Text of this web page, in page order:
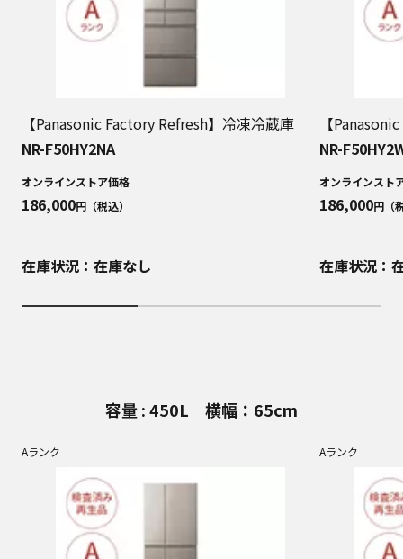
【Panasonic Factory Refresh】冷凍冷蔵庫
NR-F50HY2NA
オンラインストア価格
186,000円（税込）
在庫状況：在庫なし
【
NR-
オンラインスト
186,000円（
在庫状況：
容量 : 450L 横幅：65cm
Aランク Aランク